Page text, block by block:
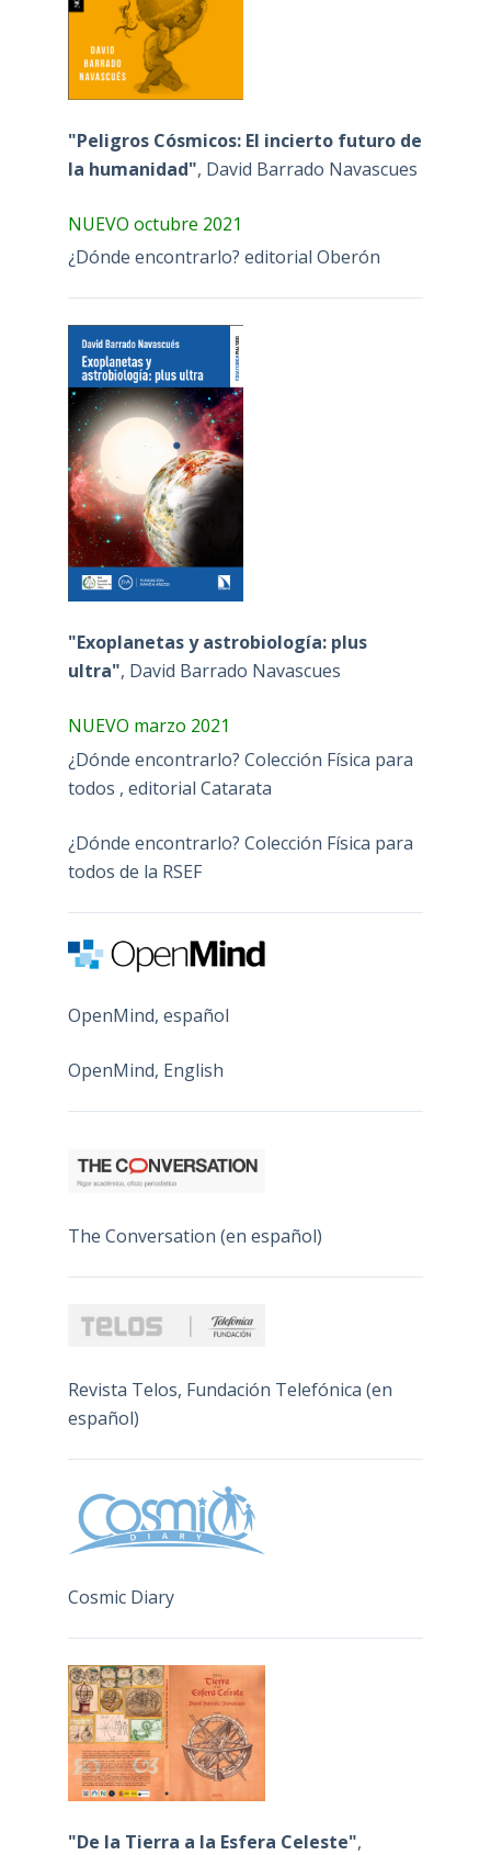
"Peligros Cósmicos: El incierto futuro de
la humanidad", David Barrado Navascues
NUEVO octubre 2021
¿Dónde encontrarlo? editorial Oberón
"Exoplanetas y astrobiología: plus
ultra", David Barrado Navascues
NUEVO marzo 2021
¿Dónde encontrarlo? Colección Física para
todos , editorial Catarata
¿Dónde encontrarlo? Colección Física para
todos de la RSEF
OpenMind, español
OpenMind, English
The Conversation (en español)
Revista Telos, Fundación Telefónica (en
español)
Cosmic Diary
"De la Tierra a la Esfera Celeste",